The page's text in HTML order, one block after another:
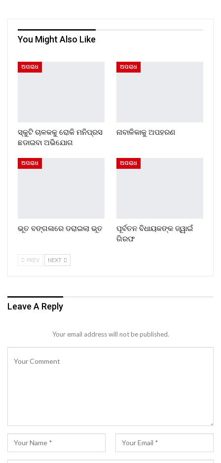
You Might Also Like
ଅପରାଧ
ସ୍କୁଟି ଚାଳକକୁ ରୋକି ମନିପ୍ରସ
ଛଡାଇବା ଅଭିଯୋଗ
ଅପରାଧ
ନାବାଳିକାକୁ ଅପହରଣ
ଅପରାଧ
ଭୂତ ବଙ୍ଗଳାରେ ଡରାଇଲା ଭୂତ
ଅପରାଧ
ପୂର୍ବତନ ବିଧାୟକଙ୍କ ଜ୍ୱାଇଁ
ଗିରଫ
PREV NEXT
Leave A Reply
Your email address will not be published.